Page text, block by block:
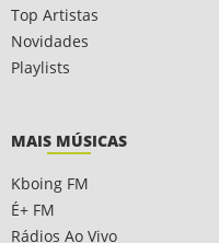
Top Artistas
Novidades
Playlists
MAIS MÚSICAS
Kboing FM
É+ FM
Rádios Ao Vivo